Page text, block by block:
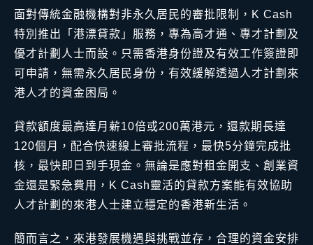
面對傳統金融機構對非永久居民的審批限制，K Cash
特別推出「港漂貸款」服務，專為高才通、專才計劃及
優才計劃人士而設。只需香港身份證及有效工作簽證即
可申請，無需永久居民身份，有效緩解透過人才計劃來
港人才的資金困局。
貸款額度最高達月薪10倍或200萬港元，還款期長達
120個月，配合快速線上審批流程，最快5分鐘完成批
核，最快即日到手現金。無論是應對租金開支、創業資
金還是緊急費用，K Cash靈活的貸款方案能有效協助
人才計劃的來港人士建立穩定的香港新生活。
簡而言之，來港發展機遇與挑戰並存，合理的資金安排